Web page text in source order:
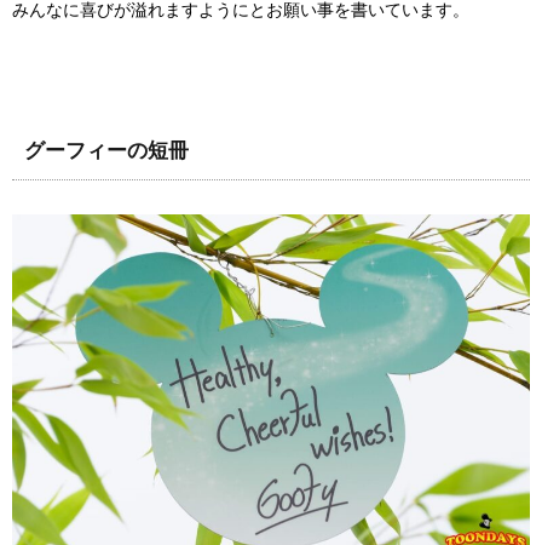
みんなに喜びが溢れますようにとお願い事を書いています。
グーフィーの短冊